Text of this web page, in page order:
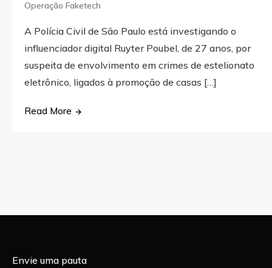
Operação Faketech
A Polícia Civil de São Paulo está investigando o
influenciador digital Ruyter Poubel, de 27 anos, por
suspeita de envolvimento em crimes de estelionato
eletrônico, ligados à promoção de casas […]
Read More
Envie uma pauta